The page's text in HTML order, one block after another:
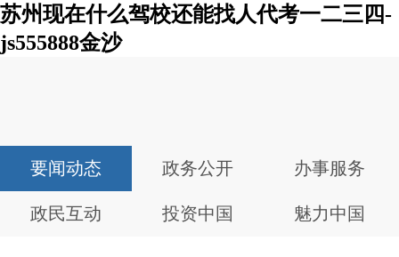
苏州现在什么驾校还能找人代考一二三四-
js555888金沙
要闻动态 政务公开 办事服务
政民互动 投资中国 魅力中国